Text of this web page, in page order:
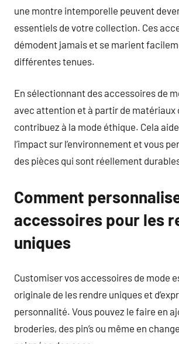
une montre intemporelle peuvent
essentiels de votre collection. Ces
démodent jamais et se marient
différentes tenues.
En sélectionnant des accessoires de
avec attention et à partir de matériaux
contribuez à la mode éthique. Cela
l’impact sur l’environnement et vous
des pièces qui sont réellement
Comment
accessoires pour les
uniques
Customiser vos accessoires de mode
originale de les rendre uniques et
personnalité. Vous pouvez le faire en
broderies, des pin’s ou même en